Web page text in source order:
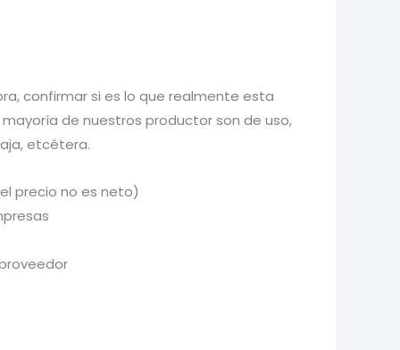
confirmar si es lo que realmente esta
de nuestros productor son de uso,
etcétera.
precio no es neto)